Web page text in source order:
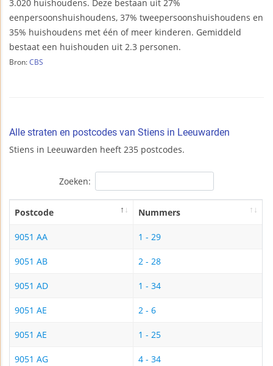
3.020 huishoudens. Deze bestaan uit 27%
eenpersoonshuishoudens, 37% tweepersoonshuishoudens en
35% huishoudens met één of meer kinderen. Gemiddeld
bestaat een huishouden uit 2.3 personen.
Bron: CBS
Alle straten en postcodes van Stiens in Leeuwarden
Stiens in Leeuwarden heeft 235 postcodes.
Zoeken:
Postcode Nummers
9051 AA 1 - 29
9051 AB 2 - 28
9051 AD 1 - 34
9051 AE 2 - 6
9051 AE 1 - 25
9051 AG 4 - 34